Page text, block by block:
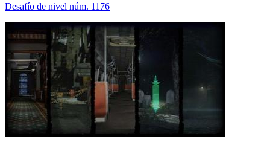
Desafío de nivel núm. 1176